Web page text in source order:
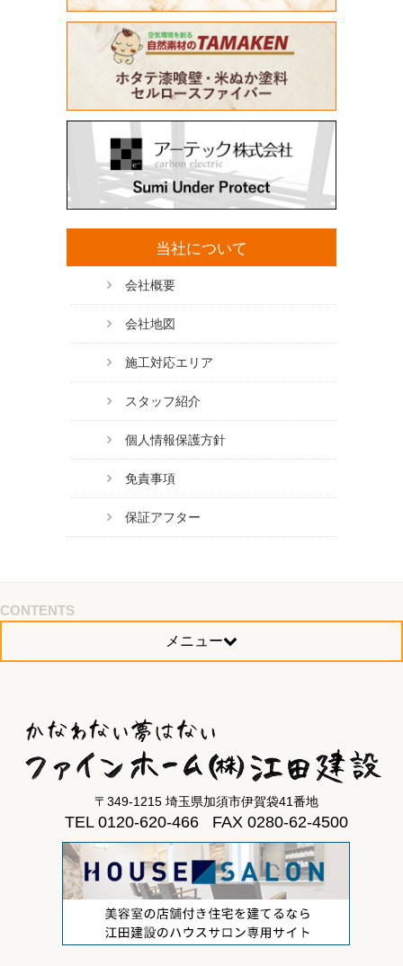
当社について
会社概要
会社地図
施工対応エリア
スタッフ紹介
個人情報保護方針
免責事項
保証アフター
CONTENTS
メニュー
〒349-1215 埼玉県加須市伊賀袋41番地
TEL 0120-620-466 FAX 0280-62-4500